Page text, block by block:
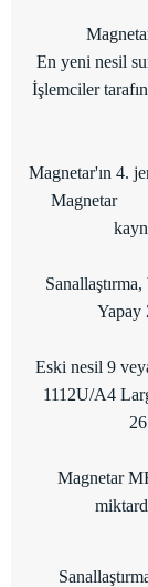
En yeni nesil
İşlemciler
Magnetar'ın 4.
Magnetar
Yapay
Eski nesil 9
1112U/A4
Magnetar